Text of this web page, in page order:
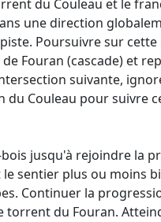
du Couleau et le
une direction
Poursuivre sur cette
Fouran (cascade) et
suivante,
du Couleau pour suivre
jusqu'à rejoindre la
sentier plus ou moins
Continuer la
torrent du Fouran.